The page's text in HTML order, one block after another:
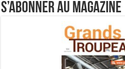
S’abonner au magazine